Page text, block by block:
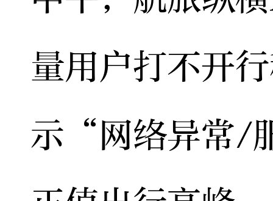
量用户打不开
示“网络异常/